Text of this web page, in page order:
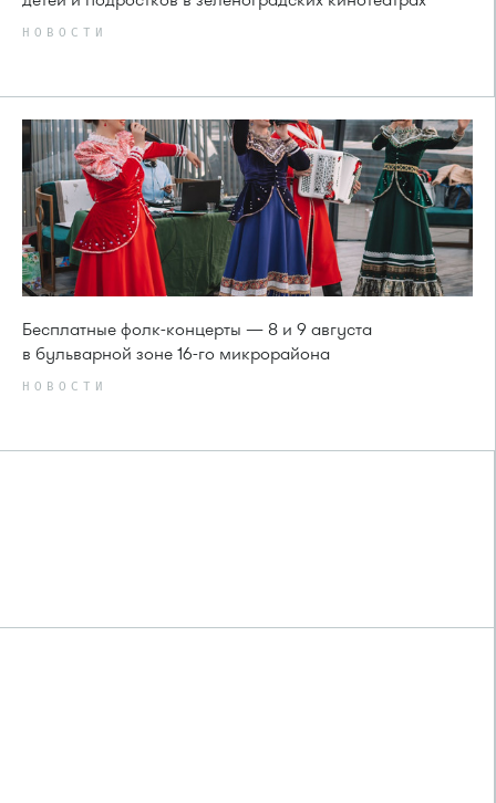
НОВОСТИ
Бесплатные фолк-концерты — 8 и 9 августа
в бульварной зоне 16-го микрорайона
НОВОСТИ